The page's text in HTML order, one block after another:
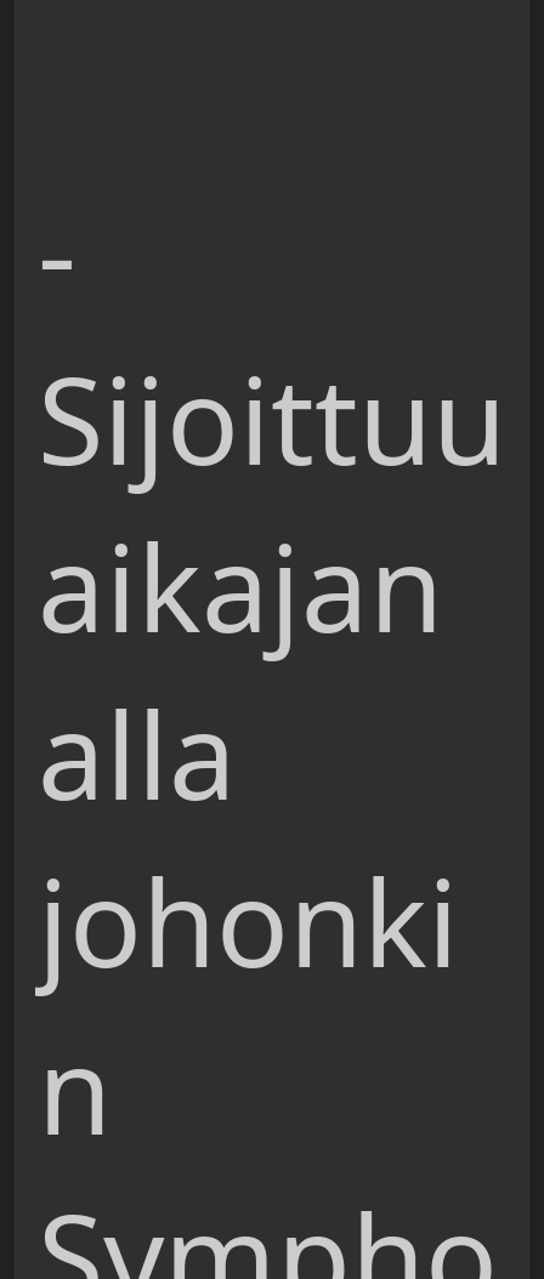
-
Sijoittuu
aikajan
alla
johonki
n